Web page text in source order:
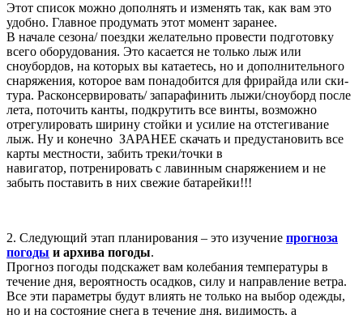
Этот список можно дополнять и изменять так, как вам это
удобно. Главное продумать этот момент заранее.
В начале сезона/ поездки желательно провести подготовку
всего оборудования. Это касается не только лыж или
сноубордов, на которых вы катаетесь, но и дополнительного
снаряжения, которое вам понадобится для фрирайда или ски-
тура. Расконсервировать/ запарафинить лыжи/сноуборд после
лета, поточить канты, подкрутить все винты, возможно
отрегулировать ширину стойки и усилие на отстегивание
лыж. Ну и конечно ЗАРАНЕЕ скачать и предустановить все
карты местности, забить треки/точки в
навигатор, потренировать с лавинным снаряжением и не
забыть поставить в них свежие батарейки!!!
2. Следующий этап планирования – это изучение прогноза
погоды и архива погоды.
Прогноз погоды подскажет вам колебания температуры в
течение дня, вероятность осадков, силу и направление ветра.
Все эти параметры будут влиять не только на выбор одежды,
но и на состояние снега в течение дня, видимость, а